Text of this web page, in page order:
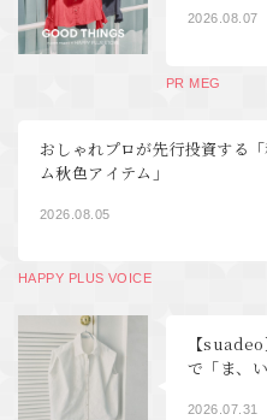
2026.08.07
PR MEG
おしゃれプロが先行投資する
ム秋色アイテム」
2026.08.05
HAPPY PLUS VOICE
【
で「ま、い
2026.07.31